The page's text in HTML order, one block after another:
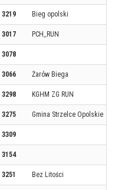
3219 Bieg opolski
3017 PCH_RUN
3078
3066 Żarów Biega
3298 KGHM ZG RUN
3275 Gmina Strzelce Opolskie
3309
3154
3251 Bez Litości